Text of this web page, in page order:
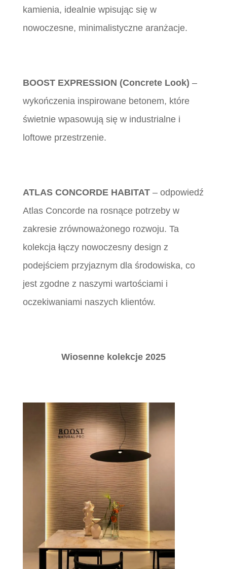
kamienia, idealnie wpisując się w
nowoczesne, minimalistyczne aranżacje.
BOOST EXPRESSION (Concrete Look) –
wykończenia inspirowane betonem, które
świetnie wpasowują się w industrialne i
loftowe przestrzenie.
ATLAS CONCORDE HABITAT– odpowiedź
Atlas Concorde na rosnące potrzeby w
zakresie zrównoważonego rozwoju. Ta
kolekcja łączy nowoczesny design z
podejściem przyjaznym dla środowiska, co
jest zgodne z naszymi wartościami i
oczekiwaniami naszych klientów.
Wiosenne kolekcje 2025